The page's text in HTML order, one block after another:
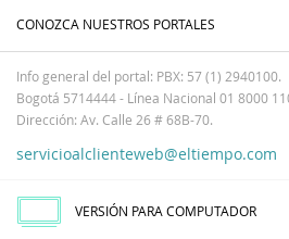
CONOZCA NUESTROS PORTALES
Info general del portal: PBX: 57 (1) 2940100.
Bogotá 5714444 - Línea Nacional 01 8000
Dirección: Av. Calle 26 # 68B-70.
servicioalclienteweb@eltiempo.com
VERSIÓN PARA COMPUTADOR